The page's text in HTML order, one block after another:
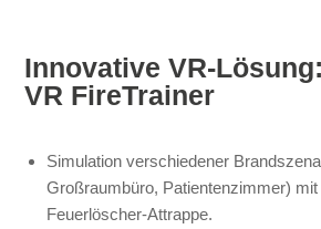
Innovative VR-
VR FireTrainer
Simulation verschiedener
Großraumbüro, Patientenzimmer)
Feuerlöscher-Attrappe.